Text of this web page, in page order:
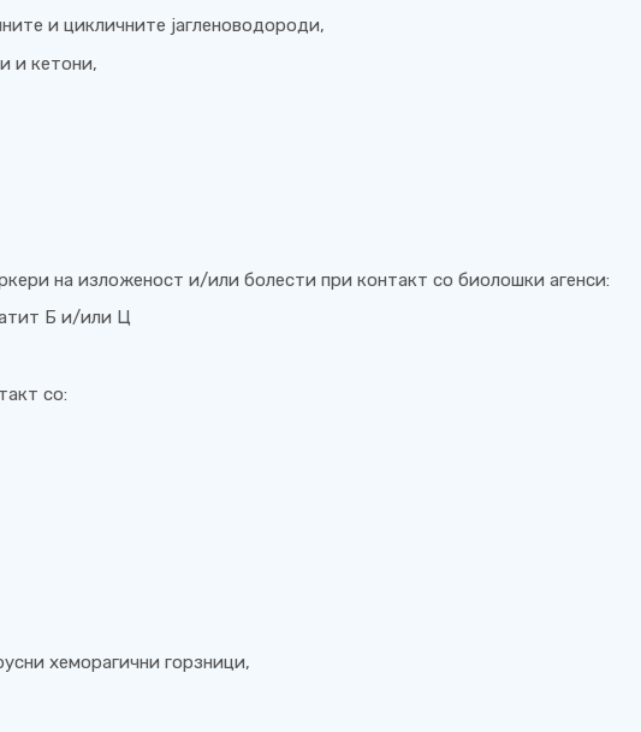
и цикличните јагленоводороди,
и кетони,
на изложеност и/или болести при контакт со биолошки агенси:
Б и/или Ц
со:
хеморагични горзници,